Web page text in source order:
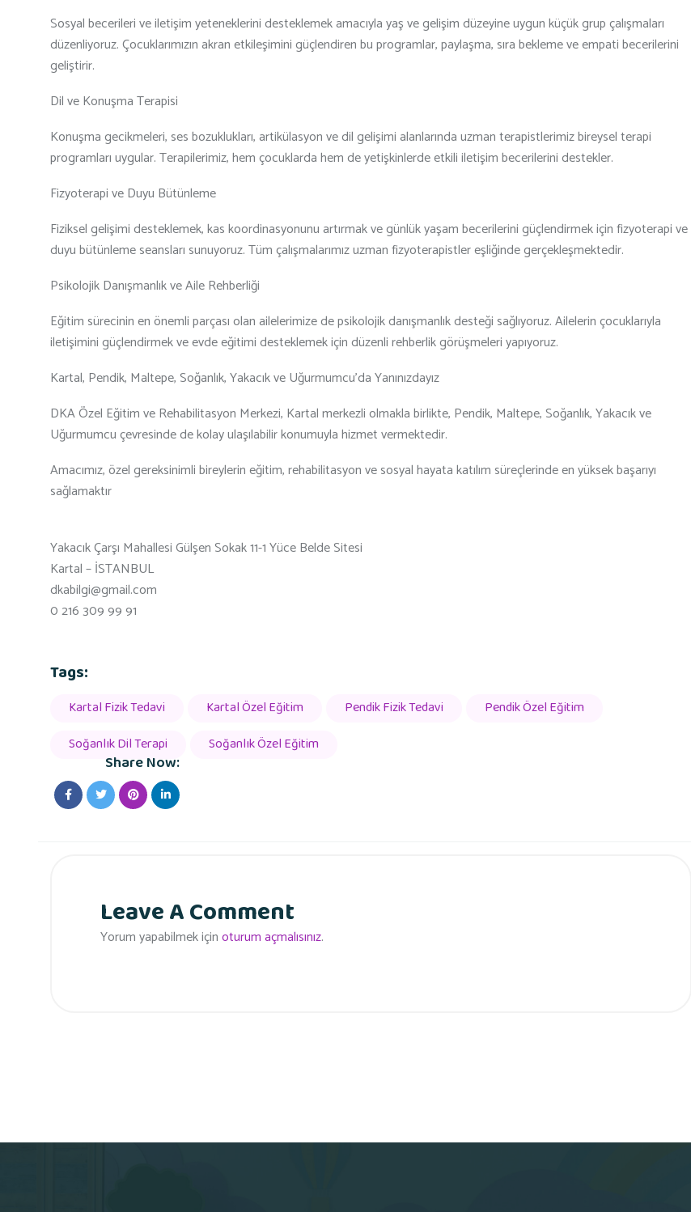
Sosyal becerileri ve iletişim yeteneklerini desteklemek amacıyla yaş ve gelişim düzeyine uygun küçük grup çalışmaları
düzenliyoruz. Çocuklarımızın akran etkileşimini güçlendiren bu programlar, paylaşma, sıra bekleme ve empati becerilerini
geliştirir.
Dil ve Konuşma Terapisi
Konuşma gecikmeleri, ses bozuklukları, artikülasyon ve dil gelişimi alanlarında uzman terapistlerimiz bireysel terapi
programları uygular. Terapilerimiz, hem çocuklarda hem de yetişkinlerde etkili iletişim becerilerini destekler.
Fizyoterapi ve Duyu Bütünleme
Fiziksel gelişimi desteklemek, kas koordinasyonunu artırmak ve günlük yaşam becerilerini güçlendirmek için fizyoterapi ve
duyu bütünleme seansları sunuyoruz. Tüm çalışmalarımız uzman fizyoterapistler eşliğinde gerçekleşmektedir.
Psikolojik Danışmanlık ve Aile Rehberliği
Eğitim sürecinin en önemli parçası olan ailelerimize de psikolojik danışmanlık desteği sağlıyoruz. Ailelerin çocuklarıyla
iletişimini güçlendirmek ve evde eğitimi desteklemek için düzenli rehberlik görüşmeleri yapıyoruz.
Kartal, Pendik, Maltepe, Soğanlık, Yakacık ve Uğurmumcu’da Yanınızdayız
DKA Özel Eğitim ve Rehabilitasyon Merkezi, Kartal merkezli olmakla birlikte, Pendik, Maltepe, Soğanlık, Yakacık ve
Uğurmumcu çevresinde de kolay ulaşılabilir konumuyla hizmet vermektedir.
Amacımız, özel gereksinimli bireylerin eğitim, rehabilitasyon ve sosyal hayata katılım süreçlerinde en yüksek başarıyı
sağlamaktır
Yakacık Çarşı Mahallesi Gülşen Sokak 11-1 Yüce Belde Sitesi
Kartal – İSTANBUL
dkabilgi@gmail.com
0 216 309 99 91
Tags:
Kartal Fizik Tedavi Kartal Özel Eğitim Pendik Fizik Tedavi
Pendik Özel Eğitim
Soğanlık Dil Terapi
Soğanlık Özel Eğitim
Share Now:
Leave A Comment
Yorum yapabilmek içinoturum açmalısınız.